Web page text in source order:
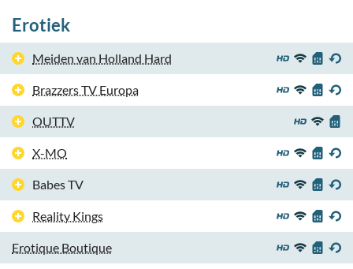
Erotiek
Meiden van Holland Hard
Brazzers TV Europa
OUTTV
X-MO
Babes TV
Reality Kings
Erotique Boutique